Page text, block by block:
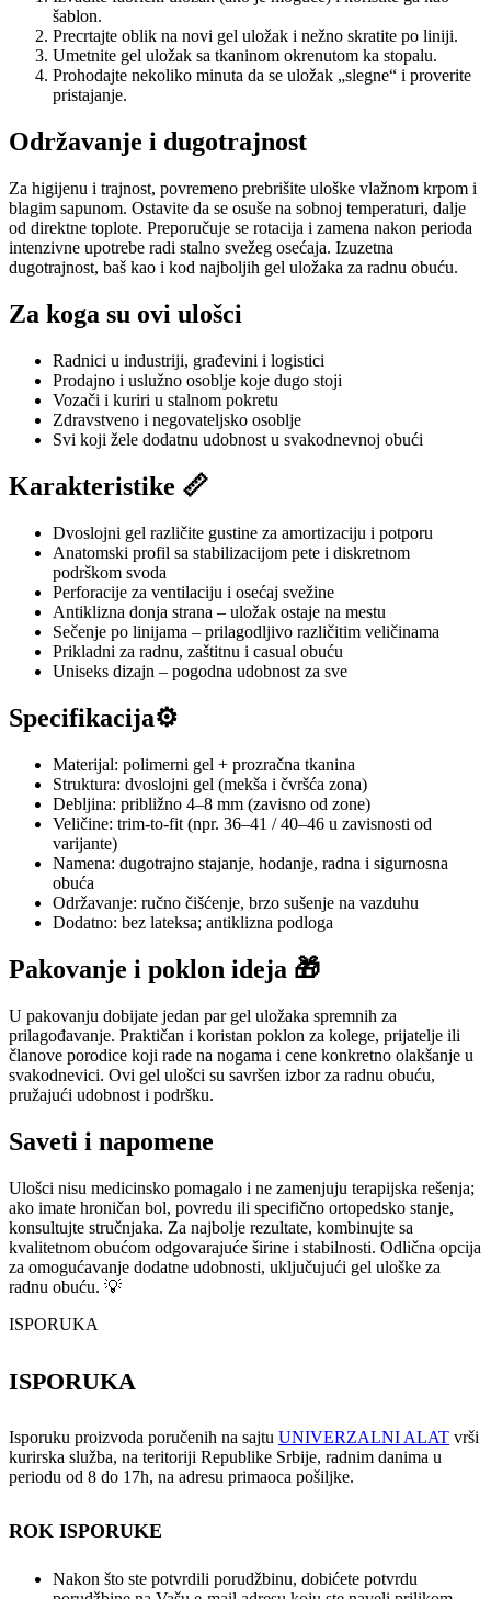
šablon.
Precrtajte oblik na novi gel uložak i nežno skratite po liniji.
Umetnite gel uložak sa tkaninom okrenutom ka stopalu.
Prohodajte nekoliko minuta da se uložak „slegne“ i proverite
pristajanje.
Održavanje i dugotrajnost
Za higijenu i trajnost, povremeno prebrišite uloške vlažnom krpom i
blagim sapunom. Ostavite da se osuše na sobnoj temperaturi, dalje
od direktne toplote. Preporučuje se rotacija i zamena nakon perioda
intenzivne upotrebe radi stalno svežeg osećaja. Izuzetna
dugotrajnost, baš kao i kod najboljih gel uložaka za radnu obuću.
Za koga su ovi ulošci
Radnici u industriji, građevini i logistici
Prodajno i uslužno osoblje koje dugo stoji
Vozači i kuriri u stalnom pokretu
Zdravstveno i negovateljsko osoblje
Svi koji žele dodatnu udobnost u svakodnevnoj obući
Karakteristike 📏
Dvoslojni gel različite gustine za amortizaciju i potporu
Anatomski profil sa stabilizacijom pete i diskretnom
podrškom svoda
Perforacije za ventilaciju i osećaj svežine
Antiklizna donja strana – uložak ostaje na mestu
Sečenje po linijama – prilagodljivo različitim veličinama
Prikladni za radnu, zaštitnu i casual obuću
Uniseks dizajn – pogodna udobnost za sve
Specifikacija⚙️
Materijal: polimerni gel + prozračna tkanina
Struktura: dvoslojni gel (mekša i čvršća zona)
Debljina: približno 4–8 mm (zavisno od zone)
Veličine: trim-to-fit (npr. 36–41 / 40–46 u zavisnosti od
varijante)
Namenа: dugotrajno stajanje, hodanje, radna i sigurnosna
obuća
Održavanje: ručno čišćenje, brzo sušenje na vazduhu
Dodatno: bez lateksa; antiklizna podloga
Pakovanje i poklon ideja 🎁
U pakovanju dobijate jedan par gel uložaka spremnih za
prilagođavanje. Praktičan i koristan poklon za kolege, prijatelje ili
članove porodice koji rade na nogama i cene konkretno olakšanje u
svakodnevici. Ovi gel ulošci su savršen izbor za radnu obuću,
pružajući udobnost i podršku.
Saveti i napomene
Ulošci nisu medicinsko pomagalo i ne zamenjuju terapijska rešenja;
ako imate hroničan bol, povredu ili specifično ortopedsko stanje,
konsultujte stručnjaka. Za najbolje rezultate, kombinujte sa
kvalitetnom obućom odgovarajuće širine i stabilnosti. Odlična opcija
za omogućavanje dodatne udobnosti, uključujući gel uloške za
radnu obuću. 💡
ISPORUKA
ISPORUKA
Isporuku proizvoda poručenih na sajtu UNIVERZALNI ALAT vrši
kurirska služba, na teritoriji Republike Srbije, radnim danima u
periodu od 8 do 17h, na adresu primaoca pošiljke.
ROK ISPORUKE
Nakon što ste potvrdili porudžbinu, dobićete potvrdu